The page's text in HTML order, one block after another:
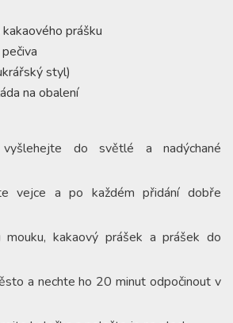
prášku
styl)
na obalení
do světlé a nadýchané
vejce a po každém přidání dobře
mouku, kakaový prášek a prášek do
a nechte ho 20 minut odpočinout v